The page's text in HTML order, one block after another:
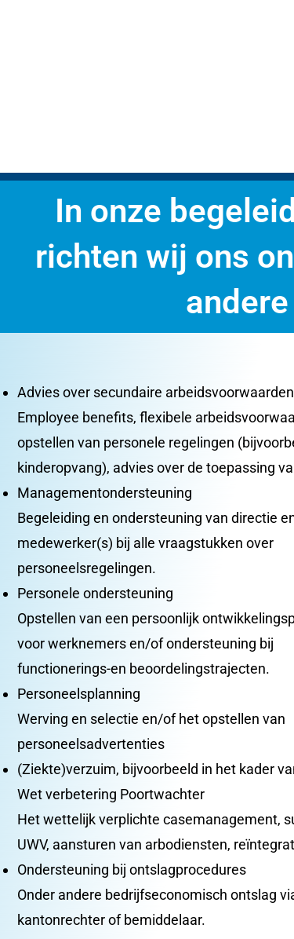
In onze
richten wij ons
Advies over secundaire arbeidsvoorwaarden
Employee benefits, flexibele
opstellen van personele regelingen
kinderopvang), advies over de toepassing
Managementondersteuning
Begeleiding en ondersteuning van directie
medewerker(s) bij alle vraagstukken over
personeelsregelingen.
Personele ondersteuning
Opstellen van een persoonlijk
voor werknemers en/of ondersteuning bij
functionerings-en beoordelingstrajecten.
Personeelsplanning
Werving en selectie en/of het opstellen van
personeelsadvertenties
(Ziekte)verzuim, bijvoorbeeld in het kader
Wet verbetering Poortwachter
Het wettelijk verplichte casemanagement,
UWV, aansturen van arbodiensten,
Ondersteuning bij ontslagprocedures
Onder andere bedrijfseconomisch ontslag
kantonrechter of bemiddelaar.